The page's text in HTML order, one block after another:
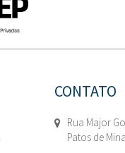
CONTATO
Rua Major
Patos de